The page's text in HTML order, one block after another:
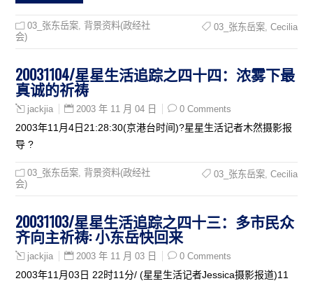
03_张东岳案 背景资料(政经社
会)
03_张东岳案, Cecilia
20031104/星星生活追踪之四十四：浓雾下最
真诚的祈祷
jackjia 2003 年 11 月 04 日 0 Comments
2003年11月4日21:28:30(京港台时间)?星星生活记者木然摄影报
导 ?
03_张东岳案 背景资料(政经社
会)
03_张东岳案, Cecilia
20031103/星星生活追踪之四十三：多市民众
齐向主祈祷: 小东岳快回来
jackjia 2003 年 11 月 03 日 0 Comments
2003年11月03日 22时11分/ (星星生活记者Jessica摄影报道)11